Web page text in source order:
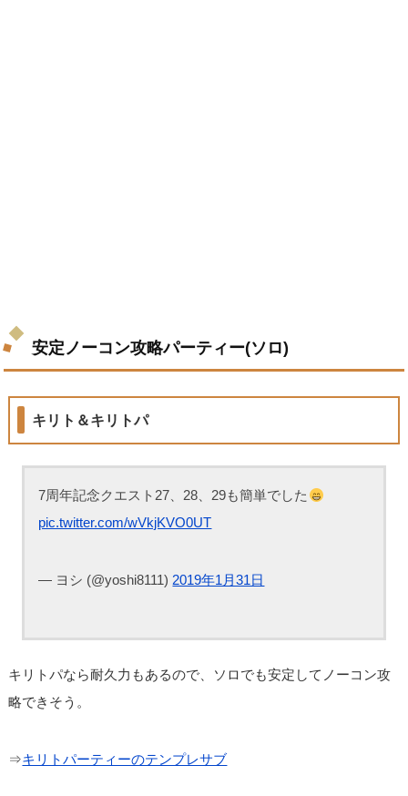
安定ノーコン攻略パーティー(ソロ)
キリト＆キリトパ
7周年記念クエスト27、28、29も簡単でした
pic.twitter.com/wVkjKVO0UT
— ヨシ (@yoshi8111) 2019年1月31日
キリトパなら耐久力もあるので、ソロでも安定してノーコン攻
略できそう。
⇒キリトパーティーのテンプレサブ